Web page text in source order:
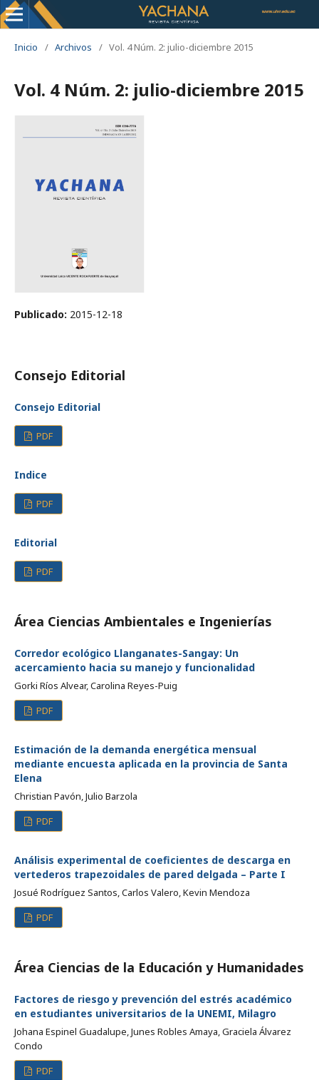
Inicio / Archivos / Vol. 4 Núm. 2: julio-diciembre 2015
Vol. 4 Núm. 2: julio-diciembre 2015
Publicado: 2015-12-18
Consejo Editorial
Consejo Editorial
PDF
Indice
PDF
Editorial
PDF
Área Ciencias Ambientales e Ingenierías
Corredor ecológico Llanganates-Sangay: Un
acercamiento hacia su manejo y funcionalidad
Gorki Ríos Alvear, Carolina Reyes-Puig
PDF
Estimación de la demanda energética mensual
mediante encuesta aplicada en la provincia de Santa
Elena
Christian Pavón, Julio Barzola
PDF
Análisis experimental de coeficientes de descarga en
vertederos trapezoidales de pared delgada – Parte I
Josué Rodríguez Santos, Carlos Valero, Kevin Mendoza
PDF
Área Ciencias de la Educación y Humanidades
Factores de riesgo y prevención del estrés académico
en estudiantes universitarios de la UNEMI, Milagro
Johana Espinel Guadalupe, Junes Robles Amaya, Graciela Álvarez
Condo
PDF